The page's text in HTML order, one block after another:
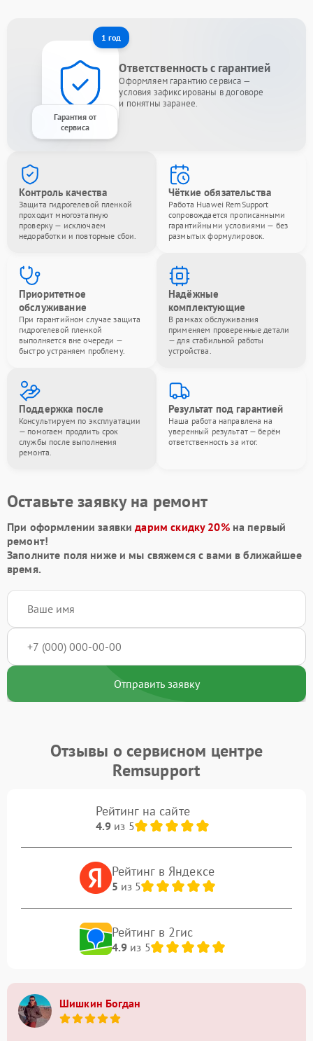
1 год
Гарантия от
сервиса
Ответственность с гарантией
Оформляем гарантию сервиса —
условия зафиксированы в договоре
и понятны заранее.
Контроль качества
Защита гидрогелевой пленкой
проходит многоэтапную
проверку — исключаем
недоработки и повторные сбои.
Чёткие обязательства
Работа Huawei RemSupport
сопровождается прописанными
гарантийными условиями — без
размытых формулировок.
Приоритетное
обслуживание
При гарантийном случае защита
гидрогелевой пленкой
выполняется вне очереди —
быстро устраняем проблему.
Надёжные
комплектующие
В рамках обслуживания
применяем проверенные детали
— для стабильной работы
устройства.
Поддержка после
Консультируем по эксплуатации
— помогаем продлить срок
службы после выполнения
ремонта.
Результат под гарантией
Наша работа направлена на
уверенный результат — берём
ответственность за итог.
Оставьте заявку на ремонт
При оформлении заявкидарим скидку 20%на первый
ремонт!
Заполните поля ниже и мы свяжемся с вами в ближайшее
время.
Отправить заявку
Отзывы о сервисном центре
Remsupport
Рейтинг на сайте
4.9из 5
Рейтинг в Яндексе
5 из 5
Рейтинг в 2гис
4.9из 5
Шишкин Богдан